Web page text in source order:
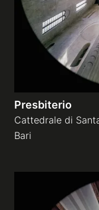
Presbiterio
Cattedrale di
Bari